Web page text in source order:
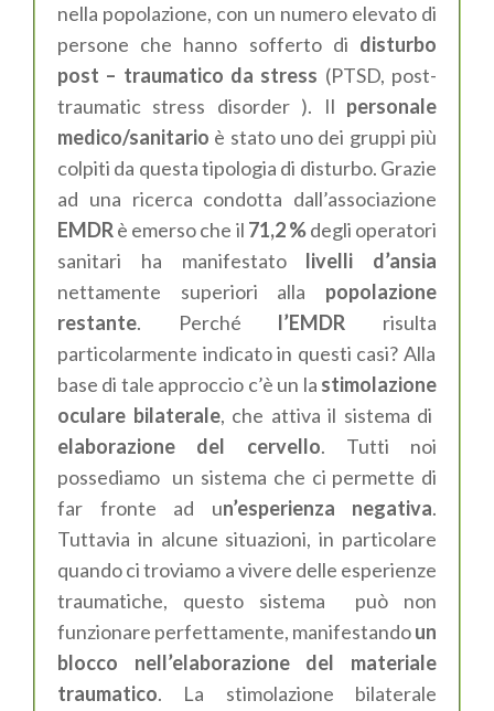
nella popolazione, con un numeroelevatodi
persone che hanno sofferto di disturbo
post – traumatico da stress (PTSD, post-
traumatic stress disorder ). Il personale
medico/sanitario è stato uno dei gruppi più
colpiti da questa tipologia di disturbo. Grazie
ad una ricerca condotta dall’associazione
EMDRè emerso che il 71,2 %degli operatori
sanitari ha manifestatolivelli d’ansia
nettamente superiori alla popolazione
restante. Perché l’EMDR risulta
particolarmente indicato in questi casi? Alla
base di tale approccio c’è un la stimolazione
oculare bilaterale, che attiva il sistema di
elaborazione del cervello. Tutti noi
possediamo un sistema che ci permette di
far fronte ad un’esperienza negativa.
Tuttavia in alcune situazioni, in particolare
quando ci troviamo a vivere delle esperienze
traumatiche, questo sistema
può non
funzionare perfettamente, manifestandoun
blocco nell’elaborazione del materiale
traumatico. La stimolazione bilaterale